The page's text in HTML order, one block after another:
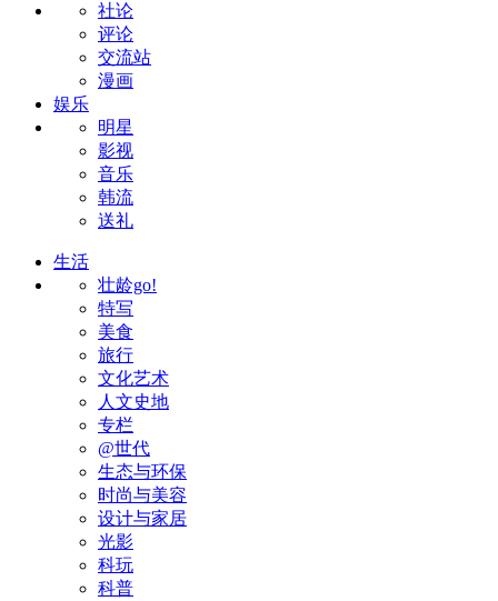
社论
评论
交流站
漫画
娱乐
明星
影视
音乐
韩流
送礼
生活
壮龄go!
特写
美食
旅行
文化艺术
人文史地
专栏
@世代
生态与环保
时尚与美容
设计与家居
光影
科玩
科普